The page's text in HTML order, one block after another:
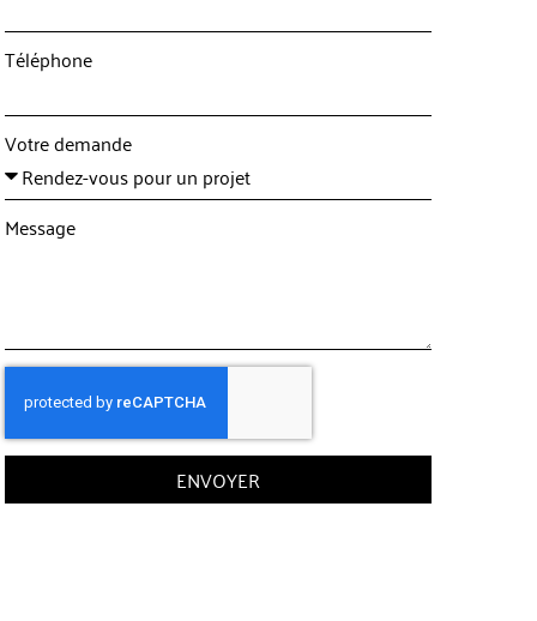
Téléphone
Votre demande
Message
ENVOYER